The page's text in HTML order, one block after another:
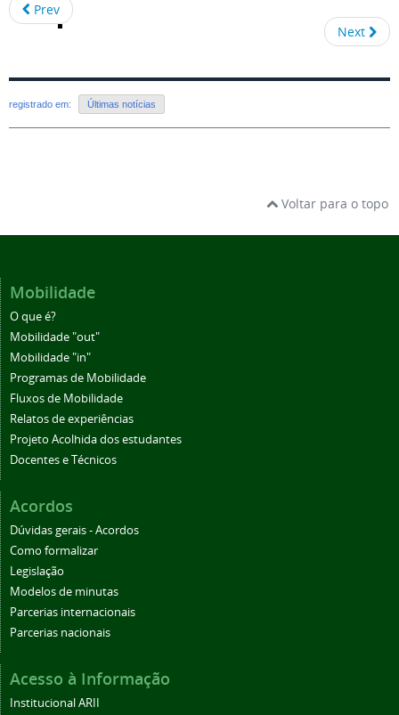
Prev
Next
registrado em: Últimas notícias
Voltar para o topo
Mobilidade
O que é?
Mobilidade "out"
Mobilidade "in"
Programas de Mobilidade
Fluxos de Mobilidade
Relatos de experiências
Projeto Acolhida dos estudantes
Docentes e Técnicos
Acordos
Dúvidas gerais - Acordos
Como formalizar
Legislação
Modelos de minutas
Parcerias internacionais
Parcerias nacionais
Acesso à Informação
Institucional ARII